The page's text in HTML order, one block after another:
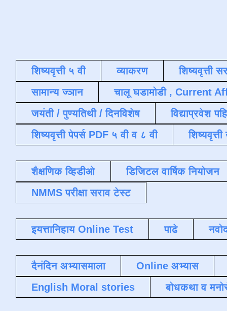
शिष्यवृत्ती ५ वी व्याकरण
शिष्यवृत्ती
सामान्य ज्ञान
चालू घडामोडी , Current
जयंती / पुण्यतिथी / दिनविशेष
विद्याप्रवेश
शिष्यवृत्ती पेपर्स PDF ५ वी व ८ वी
शैक्षणिक व्हिडीओ
डिजिटल वार्षिक नियोजन
NMMS परीक्षा सराव टेस्ट
इयत्तानिहाय Online Test पाढे
दैनंदिन अभ्यासमाला
Online अभ्यास
English Moral stories
बोधकथा व